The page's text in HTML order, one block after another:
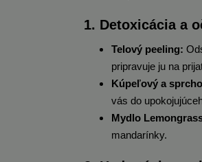
1. Detoxicácia a
Telový peeling:
pripravuje ju na
Kúpeľový a
vás do
Mydlo
mandarínky.